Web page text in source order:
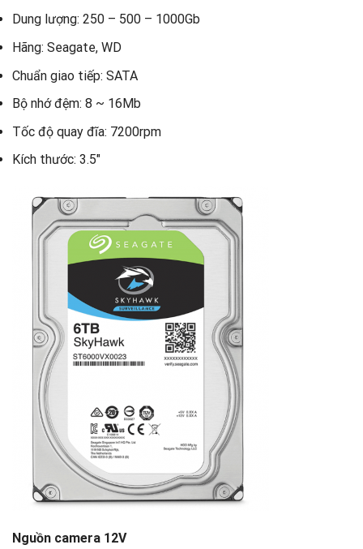
Dung lượng: 250 – 500 – 1000Gb
Hãng: Seagate, WD
Chuẩn giao tiếp: SATA
Bộ nhớ đệm: 8 ~ 16Mb
Tốc độ quay đĩa: 7200rpm
Kích thước: 3.5″
Nguồn camera 12V